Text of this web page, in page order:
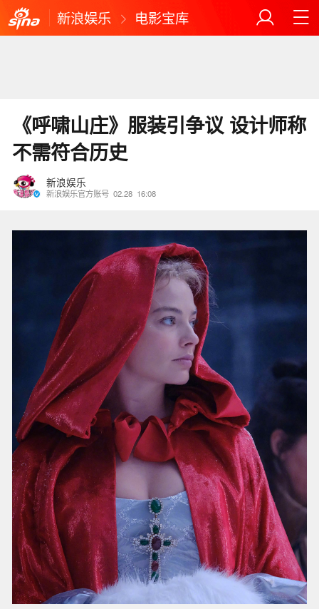
新浪娱乐 电影宝库
《呼啸山庄》服装引争议 设计师称
不需符合历史
新浪娱乐
新浪娱乐官方账号 02.28 16:08